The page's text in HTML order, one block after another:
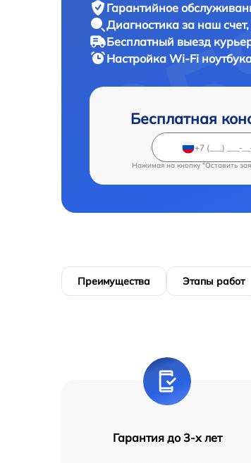
Гарантийное
Диагностика за наш счет,
Бесплатный выезд
Настройка Wi-Fi
Бесплатная
Нажимая на кнопку "Оставить
Преимущества Этапы работ
Гарантия до 3-х лет